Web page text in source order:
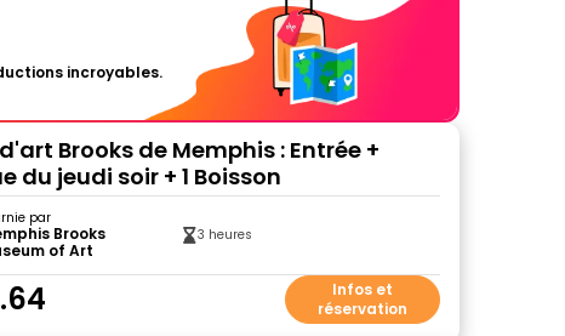
incroyables.
Brooks de Memphis : Entrée +
du jeudi soir + 1 Boisson
par
Brooks
of Art
3 heures
Infos et
réservation